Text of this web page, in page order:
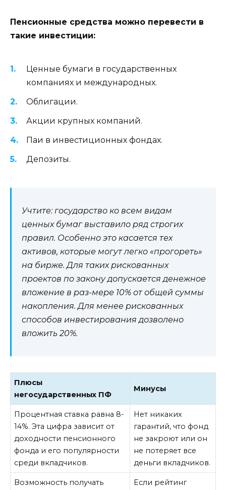
Пенсионные средства можно перевести в
такие инвестиции:
Ценные бумаги в государственных
компаниях и международных.
Облигации.
Акции крупных компаний.
Паи в инвестиционных фондах.
Депозиты.
Учтите: государство ко всем видам
ценных бумаг выставило ряд строгих
правил. Особенно это касается тех
активов, которые могут легко «прогореть»
на бирже. Для таких рискованных
проектов по закону допускается денежное
вложение в раз-мере 10% от общей суммы
накопления. Для менее рискованных
способов инвестирования дозволено
вложить 20%.
Плюсы
негосударственных ПФ
Минусы
Процентная ставка равна 8-
14%. Эта цифра зависит от
доходности пенсионного
фонда и его популярности
среди вкладчиков.
Нет никаких
гарантий, что фонд
не закроют или он
не потеряет все
деньги вкладчиков.
Возможность получать Если рейтинг